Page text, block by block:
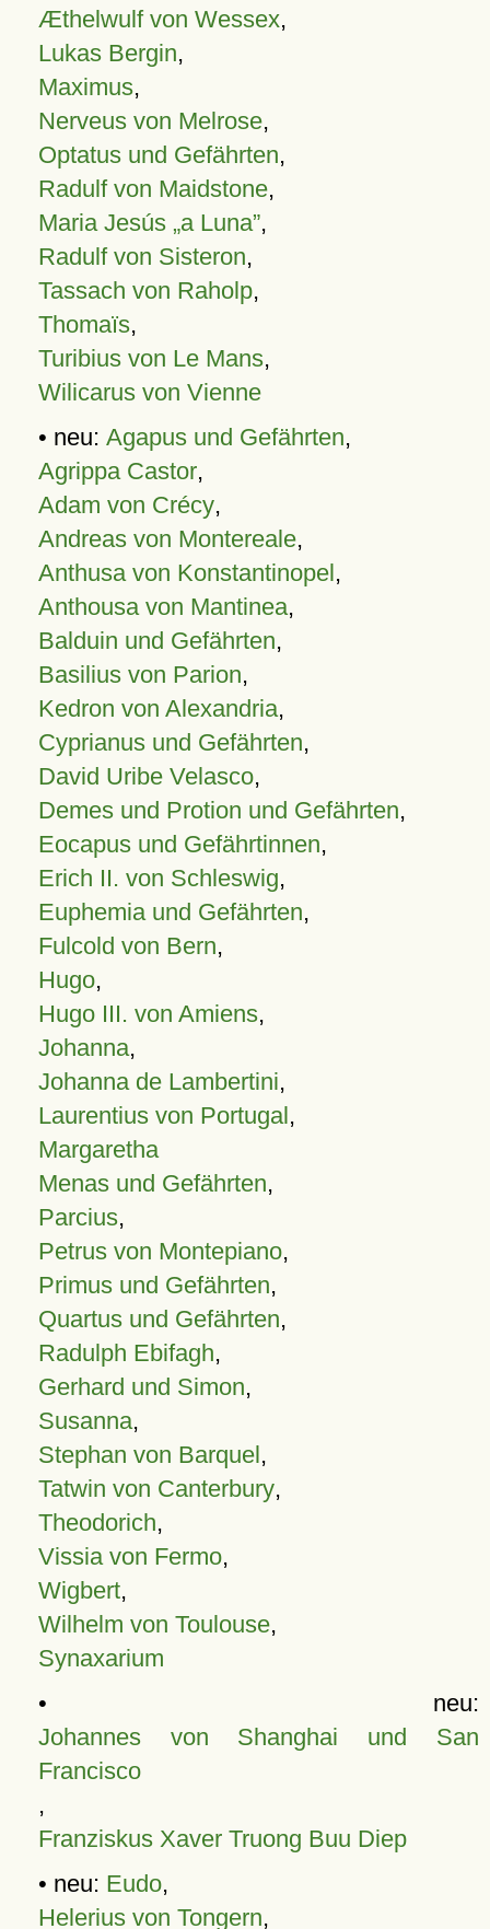
Æthelwulf von Wessex,
Lukas Bergin,
Maximus,
Nerveus von Melrose,
Optatus und Gefährten,
Radulf von Maidstone,
Maria Jesús „a Luna”,
Radulf von Sisteron,
Tassach von Raholp,
Thomaïs,
Turibius von Le Mans,
Wilicarus von Vienne
• neu: Agapus und Gefährten,
Agrippa Castor,
Adam von Crécy,
Andreas von Montereale,
Anthusa von Konstantinopel,
Anthousa von Mantinea,
Balduin und Gefährten,
Basilius von Parion,
Kedron von Alexandria,
Cyprianus und Gefährten,
David Uribe Velasco,
Demes und Protion und Gefährten,
Eocapus und Gefährtinnen,
Erich II. von Schleswig,
Euphemia und Gefährten,
Fulcold von Bern,
Hugo,
Hugo III. von Amiens,
Johanna,
Johanna de Lambertini,
Laurentius von Portugal,
Margaretha
Menas und Gefährten,
Parcius,
Petrus von Montepiano,
Primus und Gefährten,
Quartus und Gefährten,
Radulph Ebifagh,
Gerhard und Simon,
Susanna,
Stephan von Barquel,
Tatwin von Canterbury,
Theodorich,
Vissia von Fermo,
Wigbert,
Wilhelm von Toulouse,
Synaxarium
• neu:
Johannes von Shanghai und San
Francisco
,
Franziskus Xaver Truong Buu Diep
• neu: Eudo,
Helerius von Tongern,